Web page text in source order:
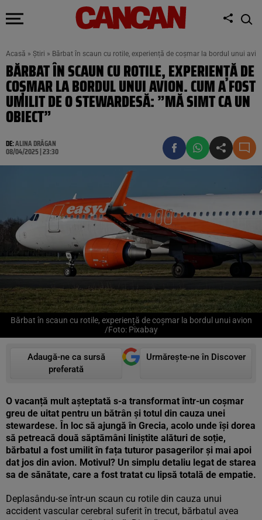
Acasă » Știri » Bărbat în scaun cu rotile, experiență de coșmar la bordul unui
BĂRBAT ÎN SCAUN CU ROTILE, EXPERIENȚĂ DE
COȘMAR LA BORDUL UNUI AVION. CUM A FOST
UMILIT DE O STEWARDESĂ: ”MĂ SIMT CA UN
OBIECT”
DE:ALINA DRĂGAN
08/04/2025 | 23:30
Bărbat în scaun cu rotile, experiență de coșmar la bordul unui avion
/Foto: Pixabay
Adaugă-ne ca sursă
preferată
Urmărește-ne în Discover
O vacanță mult așteptată s-a transformat într-un coșmar
greu de uitat pentru un bătrân și totul din cauza unei
stewardese. În loc să ajungă în Grecia, acolo unde își dorea
să petreacă două săptămâni liniștite alături de soție,
bărbatul a fost umilit în fața tuturor pasagerilor și mai apoi
dat jos din avion. Motivul? Un simplu detaliu legat de starea
sa de sănătate, care a fost tratat cu lipsă totală de empatie.
Deplasându-se într-un scaun cu rotile din cauza unui
accident vascular cerebral suferit în trecut, bărbatul avea